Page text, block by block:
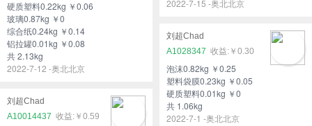
2022-7-15 -奥北北京
硬质塑料0.22kg ￥0.06
玻璃0.87kg ￥0
综合纸0.24kg ￥0.14
铝拉罐0.01kg ￥0.08
共 2.13kg
2022-7-12 -奥北北京
刘超Chad
A1028347
￥0.30
泡沫0.82kg ￥0.25
塑料袋膜0.23kg ￥0.05
硬质塑料0.01kg ￥0
共 1.06kg
2022-7-1 -奥北北京
刘超Chad
A10014437
￥0.59